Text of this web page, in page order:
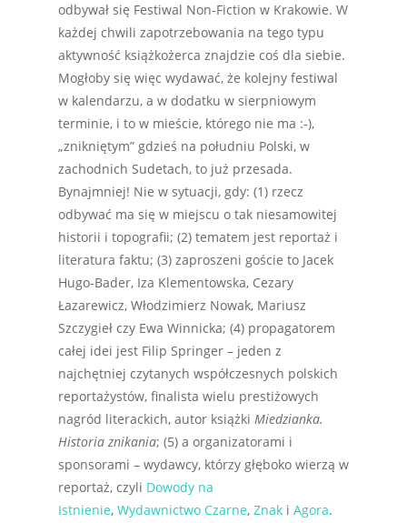
odbywał się Festiwal Non-Fiction w Krakowie. W
każdej chwili zapotrzebowania na tego typu
aktywność książkożerca znajdzie coś dla siebie.
Mogłoby się więc wydawać, że kolejny festiwal
w kalendarzu, a w dodatku w sierpniowym
terminie, i to w mieście, którego nie ma :-),
„znikniętym” gdzieś na południu Polski, w
zachodnich Sudetach, to już przesada.
Bynajmniej! Nie w sytuacji, gdy: (1) rzecz
odbywać ma się w miejscu o tak niesamowitej
historii i topografii; (2) tematem jest reportaż i
literatura faktu; (3) zaproszeni goście to Jacek
Hugo-Bader, Iza Klementowska, Cezary
Łazarewicz, Włodzimierz Nowak, Mariusz
Szczygieł czy Ewa Winnicka; (4) propagatorem
całej idei jest Filip Springer – jeden z
najchętniej czytanych współczesnych polskich
reportażystów, finalista wielu prestiżowych
nagród literackich, autor książki Miedzianka.
Historia znikania; (5) a organizatorami i
sponsorami – wydawcy, którzy głęboko wierzą w
reportaż, czyli Dowody na
Istnienie, Wydawnictwo Czarne, Znak i Agora.